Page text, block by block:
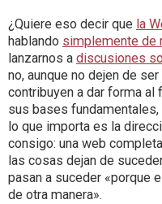
¿Quiere eso decir que la
hablando simplemente de
lanzarnos a discusiones
no, aunque no dejen de
contribuyen a dar forma al
sus bases
lo que importa es la
consigo: una web
las cosas dejan de
pasan a suceder «porque
de otra manera».